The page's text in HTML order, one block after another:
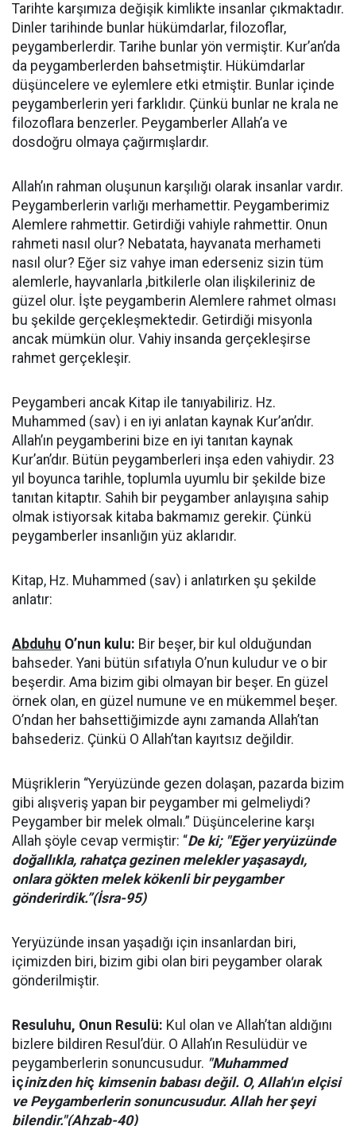
Tarihte karşımıza değişik kimlikte insanlar çıkmaktadır.
Dinler tarihinde bunlar hükümdarlar, filozoflar,
peygamberlerdir. Tarihe bunlar yön vermiştir. Kur’an’da
da peygamberlerden bahsetmiştir. Hükümdarlar
düşüncelere ve eylemlere etki etmiştir. Bunlar içinde
peygamberlerin yeri farklıdır. Çünkü bunlar ne krala ne
filozoflara benzerler. Peygamberler Allah’a ve
dosdoğru olmaya çağırmışlardır.
Allah’ın rahman oluşunun karşılığı olarak insanlar vardır.
Peygamberlerin varlığı merhamettir. Peygamberimiz
Alemlere rahmettir. Getirdiği vahiyle rahmettir. Onun
rahmeti nasıl olur? Nebatata, hayvanata merhameti
nasıl olur? Eğer siz vahye iman ederseniz sizin tüm
alemlerle, hayvanlarla ,bitkilerle olan ilişkileriniz de
güzel olur. İşte peygamberin Alemlere rahmet olması
bu şekilde gerçekleşmektedir. Getirdiği misyonla
ancak mümkün olur. Vahiy insanda gerçekleşirse
rahmet gerçekleşir.
Peygamberi ancak Kitap ile tanıyabiliriz. Hz.
Muhammed (sav) i en iyi anlatan kaynak Kur’an’dır.
Allah’ın peygamberini bize en iyi tanıtan kaynak
Kur’an’dır. Bütün peygamberleri inşa eden vahiydir. 23
yıl boyunca tarihle, toplumla uyumlu bir şekilde bize
tanıtan kitaptır. Sahih bir peygamber anlayışına sahip
olmak istiyorsak kitaba bakmamız gerekir. Çünkü
peygamberler insanlığın yüz aklarıdır.
Kitap, Hz. Muhammed (sav) i anlatırken şu şekilde
anlatır:
Abduhu O’nun kulu: Bir beşer, bir kul olduğundan
bahseder. Yani bütün sıfatıyla O’nun kuludur ve o bir
beşerdir. Ama bizim gibi olmayan bir beşer. En güzel
örnek olan, en güzel numune ve en mükemmel beşer.
O’ndan her bahsettiğimizde aynı zamanda Allah’tan
bahsederiz. Çünkü O Allah’tan kayıtsız değildir.
Müşriklerin “Yeryüzünde gezen dolaşan, pazarda bizim
gibi alışveriş yapan bir peygamber mi gelmeliydi?
Peygamber bir melek olmalı.” Düşüncelerine karşı
Allah şöyle cevap vermiştir: “De ki; "Eğer yeryüzünde
doğallıkla, rahatça gezinen melekler yaşasaydı,
onlara gökten melek kökenli bir peygamber
gönderirdik.”(İsra-95)
Yeryüzünde insan yaşadığı için insanlardan biri,
içimizden biri, bizim gibi olan biri peygamber olarak
gönderilmiştir.
Resuluhu, Onun Resulü: Kul olan ve Allah’tan aldığını
bizlere bildiren Resul’dür. O Allah’ın Resulüdür ve
peygamberlerin sonuncusudur. "Muhammed
içinizden hiç kimsenin babası değil. O, Allah'ın elçisi
ve Peygamberlerin sonuncusudur. Allah her şeyi
bilendir."(Ahzab-40)